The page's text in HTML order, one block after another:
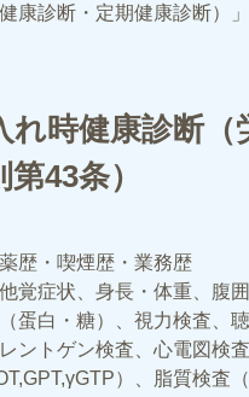
健康診断・定期健康診断）
れ時健康診断（
43条）
歴・喫煙歴・業務歴
覚症状、身長・体重、腹
蛋白・糖）、視力検査、
ントゲン検査、心電図検
）、脂質検査